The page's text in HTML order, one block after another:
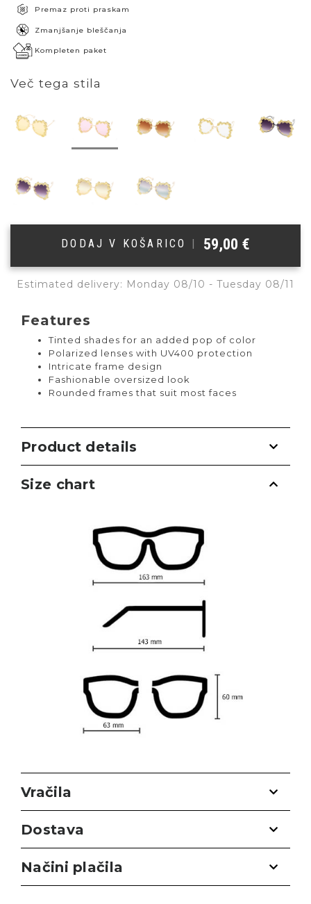
Premaz proti praskam
Zmanjšanje bleščanja
Kompleten paket
Več tega stila
DODAJ V KOŠARICO | 59,00 €
Estimated delivery: Monday 08/10 - Tuesday 08/11
Features
Tinted shades for an added pop of color
Polarized lenses with UV400 protection
Intricate frame design
Fashionable oversized look
Rounded frames that suit most faces
Product details
Size chart
Vračila
Dostava
Načini plačila